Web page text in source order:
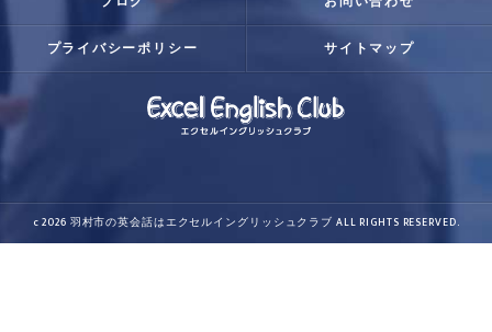
プライバシーポリシー サイトマップ
c 2026 羽村市の英会話はエクセルイングリッシュクラブ ALL RIGHTS RESERVED.